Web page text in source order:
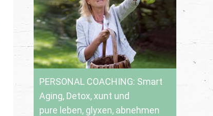
PERSONAL COACHING: Smart
Aging, Detox, xunt und
pure leben, glyxen, abnehmen